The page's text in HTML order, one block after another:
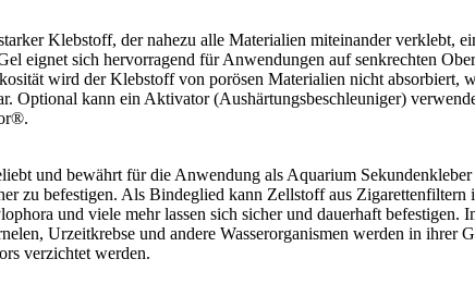
Klebstoff, der nahezu alle Materialien miteinander
eignet sich hervorragend für Anwendungen auf senkrechten
wird der Klebstoff von porösen Materialien nicht absorbiert,
Optional kann ein Aktivator (Aushärtungsbeschleuniger)
und bewährt für die Anwendung als Aquarium
zu befestigen. Als Bindeglied kann Zellstoff aus
und viele mehr lassen sich sicher und dauerhaft
Urzeitkrebse und andere Wasserorganismen werden in
verzichtet werden.